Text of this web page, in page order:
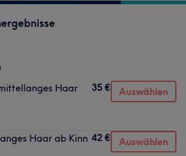
Haar
35 € Auswählen
Haar ab Kinn 42 € Auswählen